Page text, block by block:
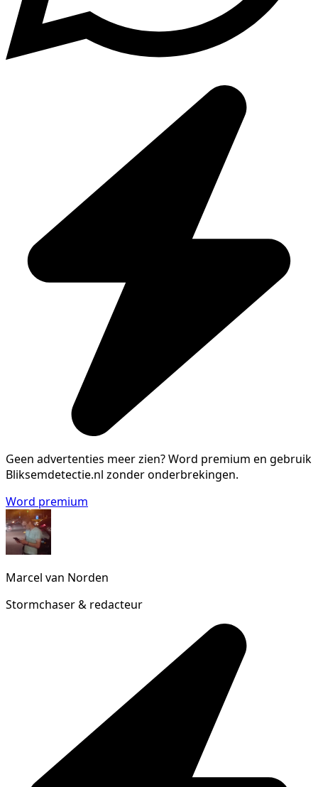
Geen advertenties meer zien?Word premium en gebruik
Bliksemdetectie.nl zonder onderbrekingen.
Word premium
Marcel van Norden
Stormchaser & redacteur